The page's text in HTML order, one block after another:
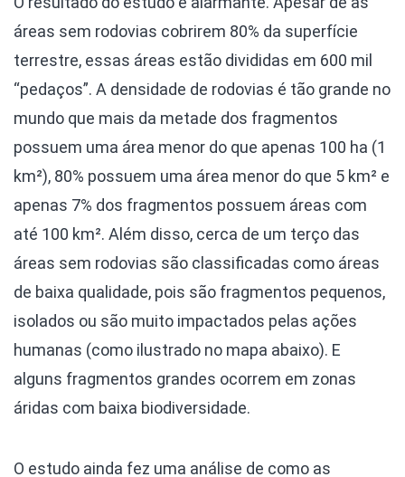
áreas sem rodovias cobrirem 80% da superfície
terrestre, essas áreas estão divididas em 600 mil
“pedaços”. A densidade de rodovias é tão grande no
mundo que mais da metade dos fragmentos
possuem uma área menor do que apenas 100 ha (1
km²), 80% possuem uma área menor do que 5 km² e
apenas 7% dos fragmentos possuem áreas com
até 100 km². Além disso, cerca de um terço das
áreas sem rodovias são classificadas como áreas
de baixa qualidade, pois são fragmentos pequenos,
isolados ou são muito impactados pelas ações
humanas (como ilustrado no mapa abaixo). E
alguns fragmentos grandes ocorrem em zonas
áridas com baixa biodiversidade.
O estudo ainda fez uma análise de como as